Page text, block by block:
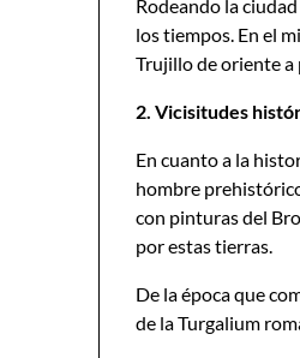
Rodeando la
los tiempos. En el
Trujillo de oriente a
2. Vicisitudes
En cuanto a la
hombre
con pinturas del
por estas tierras.
De la época que
de la Turgalium